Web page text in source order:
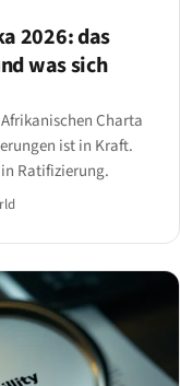
2026: das
was sich
Charta
ist in Kraft.
Ratifizierung.